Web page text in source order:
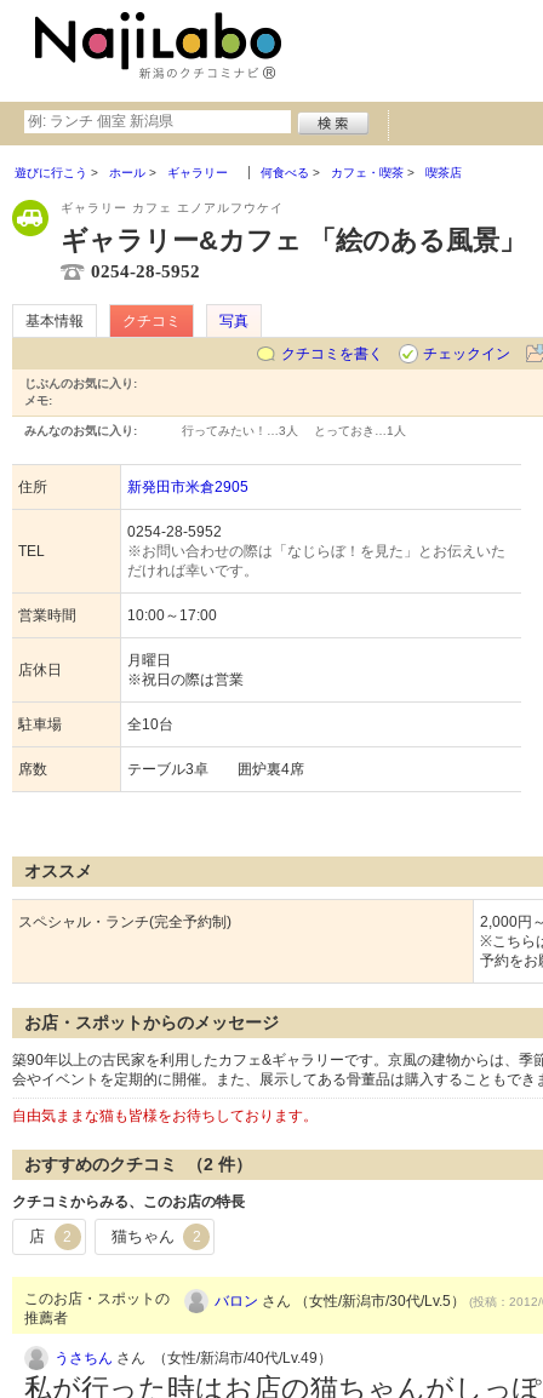
遊びに行こう ホール ギャラリー 何食べる カフェ・喫茶 喫茶店
ギャラリー カフェ エノアルフウケイ
ギャラリー&カフェ 「絵のある風景」
0254-28-5952
基本情報 クチコミ
写真
クチコミを書く
チェックイン
じぶんのお気に入り:
メモ:
みんなのお気に入り: 行ってみたい！… 3人 とっておき… 1人
住所 新発田市米倉2905
TEL
0254-28-5952
※お問い合わせの際は「なじらぼ！を見た」とお伝えいた
だければ幸いです。
営業時間 10:00～17:00
店休日
月曜日
※祝日の際は営業
駐車場 全10台
席数 テーブル3卓 囲炉裏4席
オススメ
スペシャル・ランチ(完全予約制)
2,000円
※こちら
予約をお
お店・スポットからのメッセージ
築90年以上の古民家を利用したカフェ&ギャラリーです。京風の建物からは、
会やイベントを定期的に開催。また、展示してある骨董品は購入することもでき
自由気ままな猫も皆様をお待ちしております。
おすすめのクチコミ （2 件）
クチコミからみる、このお店の特長
店 2 猫ちゃん 2
このお店・スポットの
推薦者
バロン さん （女性/新潟市/30代/Lv.5） (投稿：
うさちん さん （女性/新潟市/40代/Lv.49）
私が行った時はお店の猫ちゃんがしっ